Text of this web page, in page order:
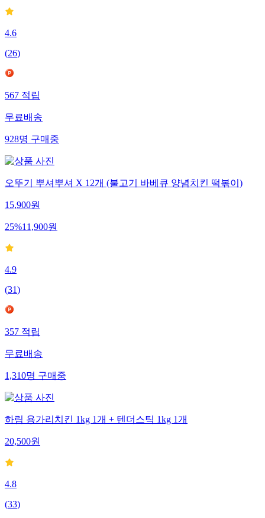
4.6
(26)
567적립
무료배송
928명구매중
오뚜기 뿌셔뿌셔 X 12개 (불고기 바베큐 양념치킨 떡볶이)
15,900원
25%11,900원
4.9
(31)
357적립
무료배송
1,310명구매중
하림 용가리치킨 1kg 1개 + 텐더스틱 1kg 1개
20,500원
4.8
(33)